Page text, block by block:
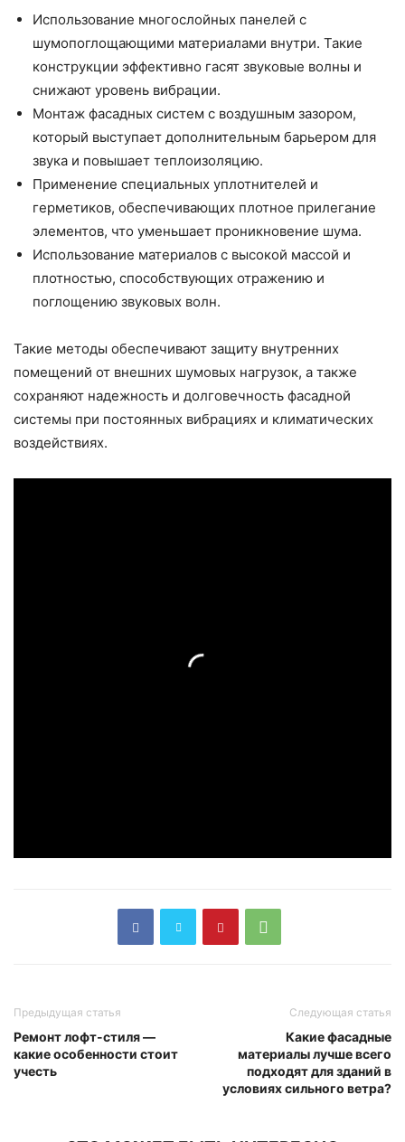
Использование многослойных панелей с
шумопоглощающими материалами внутри. Такие
конструкции эффективно гасят звуковые волны и
снижают уровень вибрации.
Монтаж фасадных систем с воздушным зазором,
который выступает дополнительным барьером для
звука и повышает теплоизоляцию.
Применение специальных уплотнителей и
герметиков, обеспечивающих плотное прилегание
элементов, что уменьшает проникновение шума.
Использование материалов с высокой массой и
плотностью, способствующих отражению и
поглощению звуковых волн.
Такие методы обеспечивают защиту внутренних
помещений от внешних шумовых нагрузок, а также
сохраняют надежность и долговечность фасадной
системы при постоянных вибрациях и климатических
воздействиях.
Предыдущая статья
Ремонт лофт-стиля —
какие особенности стоит
учесть
Следующая статья
Какие фасадные
материалы лучше всего
подходят для зданий в
условиях сильного ветра?